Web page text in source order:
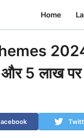
Home
लाख पर